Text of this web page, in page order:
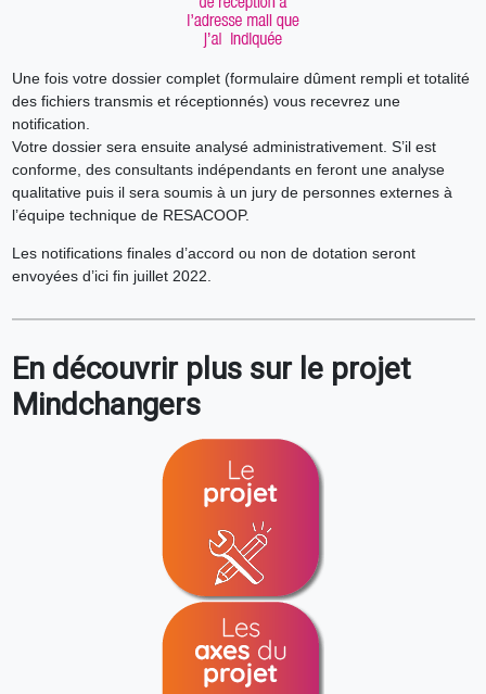
Une fois votre dossier complet (formulaire dûment rempli et totalité
des fichiers transmis et réceptionnés) vous recevrez une
notification.
Votre dossier sera ensuite analysé administrativement. S’il est
conforme, des consultants indépendants en feront une analyse
qualitative puis il sera soumis à un jury de personnes externes à
l’équipe technique de RESACOOP.
Les notifications finales d’accord ou non de dotation seront
envoyées d’ici fin juillet 2022.
En découvrir plus sur le projet
Mindchangers